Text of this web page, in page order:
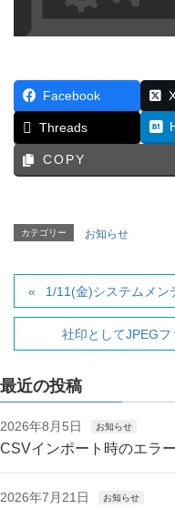
Facebook
Threads
COPY
カテゴリー お知らせ
1/11(金)システムメン
社印としてJPEGフ
最近の投稿
2026年8月5日 お知らせ
CSVインポート時のエラ
2026年7月21日 お知らせ